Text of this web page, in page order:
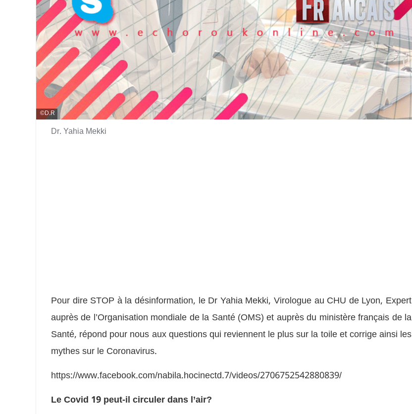
D.R
Dr. Yahia Mekki
Pour dire STOP à la désinformation, le Dr Yahia Mekki, Virologue au CHU de Lyon, Expert
auprès de l’Organisation mondiale de la Santé (OMS) et auprès du ministère français de la
Santé, répond pour nous aux questions qui reviennent le plus sur la toile et corrige ainsi les
mythes sur le Coronavirus.
https://www.facebook.com/nabila.hocinectd.7/videos/2706752542880839/
Le Covid 19 peut-il circuler dans l’air?